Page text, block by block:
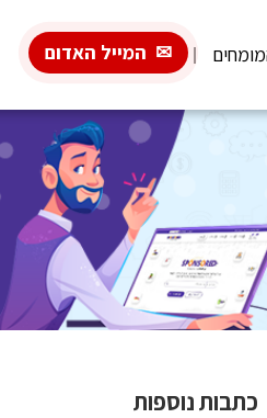
המייל האדום
כתבות נוספות